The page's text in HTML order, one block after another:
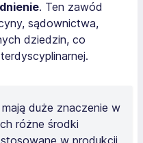
. Ten zawód
sądownictwa,
dziedzin, co
duże znaczenie w
różne środki